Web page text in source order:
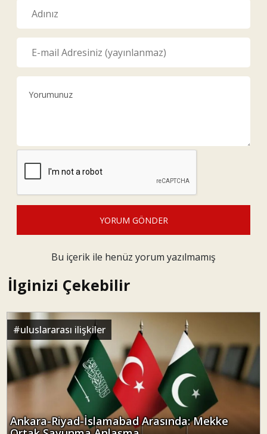
YORUM GÖNDER
Bu içerik ile henüz yorum yazılmamış
İlginizi Çekebilir
#uluslararası ilişkiler
Ankara-Riyad-İslamabad Arasında: Mekke